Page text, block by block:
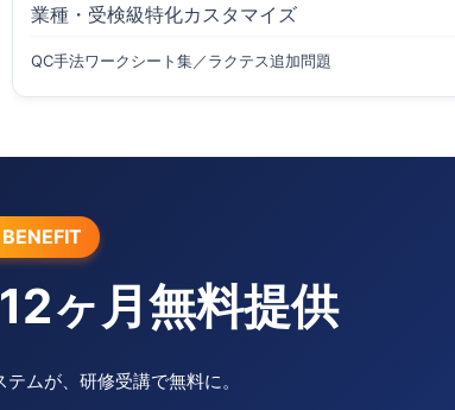
業種・受検級特化カスタマイズ
QC手法ワークシート集／ラクテス追加問題
ヶ月無料提供
ムが、研修受講で無料に。